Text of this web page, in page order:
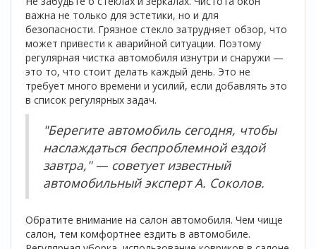
важна не только для эстетики, но и для
безопасности. Грязное стекло затрудняет обзор, что
может привести к аварийной ситуации. Поэтому
регулярная чистка автомобиля изнутри и снаружи —
это то, что стоит делать каждый день. Это не
требует много времени и усилий, если добавлять это
в список регулярных задач.
"Берегите автомобиль сегодня, чтобы
наслаждаться беспроблемной ездой
завтра," — советует известный
автомобильный эксперт А. Соколов.
Обратите внимание на салон автомобиля. Чем чище
салон, тем комфортнее ездить в автомобиле.